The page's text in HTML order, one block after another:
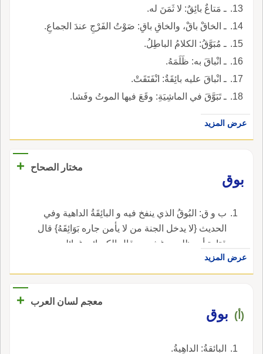
ـ مَتاعٌ بائِقٌ: لا ثَمَنَ له.
ـ الخاقْ باقْ، والخاقِ باقِ: صَوْتُ الفَرْجِ عندَ الجماعِ.
ـ مُبَوَّقُ: الكلامُ الباطِلُ.
ـ انْباقَ به: ظَلَمَهُ.
ـ انْباقَ عليه بائِقَةٌ: انْفَتَقَتْ.
ـ تَبَوَّقَ في الماشِيَةِ: وقَعَ فيها الموتُ وفَشا.
عرض المزيد
مختار الصحاح
+
بوق
ب و ق: البُوقُ الذي ينفخ فيه و البائِقَةُ الداهية وفي
الحديث {لا يدخل الجنة من لا يأمن جاره بَوَائِقَهُ} قال
قتادة أي ظلمه وغشمه وقال الكسائي غوائله
وشره و البَاقَةُ من البقل حزمة منه.عرض المزيد
معجم لسان العرب +
(أ) بوق
البائقةُ: الداهِيةُ.